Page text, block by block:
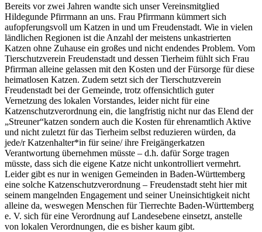
Bereits vor zwei Jahren wandte sich unser Vereinsmitglied
Hildegunde Pfirrmann an uns. Frau Pfirrmann kümmert sich
aufopferungsvoll um Katzen in und um Freudenstadt. Wie in vielen
ländlichen Regionen ist die Anzahl der meistens unkastrierten
Katzen ohne Zuhause ein großes und nicht endendes Problem. Vom
Tierschutzverein Freudenstadt und dessen Tierheim fühlt sich Frau
Pfirrman alleine gelassen mit den Kosten und der Fürsorge für diese
heimatlosen Katzen. Zudem setzt sich der Tierschutzverein
Freudenstadt bei der Gemeinde, trotz offensichtlich guter
Vernetzung des lokalen Vorstandes, leider nicht für eine
Katzenschutzverordnung ein, die langfristig nicht nur das Elend der
„Streuner“katzen sondern auch die Kosten für ehrenamtlich Aktive
und nicht zuletzt für das Tierheim selbst reduzieren würden, da
jede/r Katzenhalter*in für seine/ ihre Freigängerkatzen
Verantwortung übernehmen müsste – d.h. dafür Sorge tragen
müsste, dass sich die eigene Katze nicht unkontrolliert vermehrt.
Leider gibt es nur in wenigen Gemeinden in Baden-Württemberg
eine solche Katzenschutzverordnung – Freudenstadt steht hier mit
seinem mangelnden Engagement und seiner Uneinsichtigkeit nicht
alleine da, weswegen Menschen für Tierrechte Baden-Württemberg
e. V. sich für eine Verordnung auf Landesebene einsetzt, anstelle
von lokalen Verordnungen, die es bisher kaum gibt.